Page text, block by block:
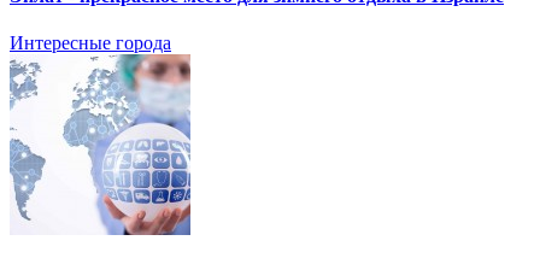
Интересные города